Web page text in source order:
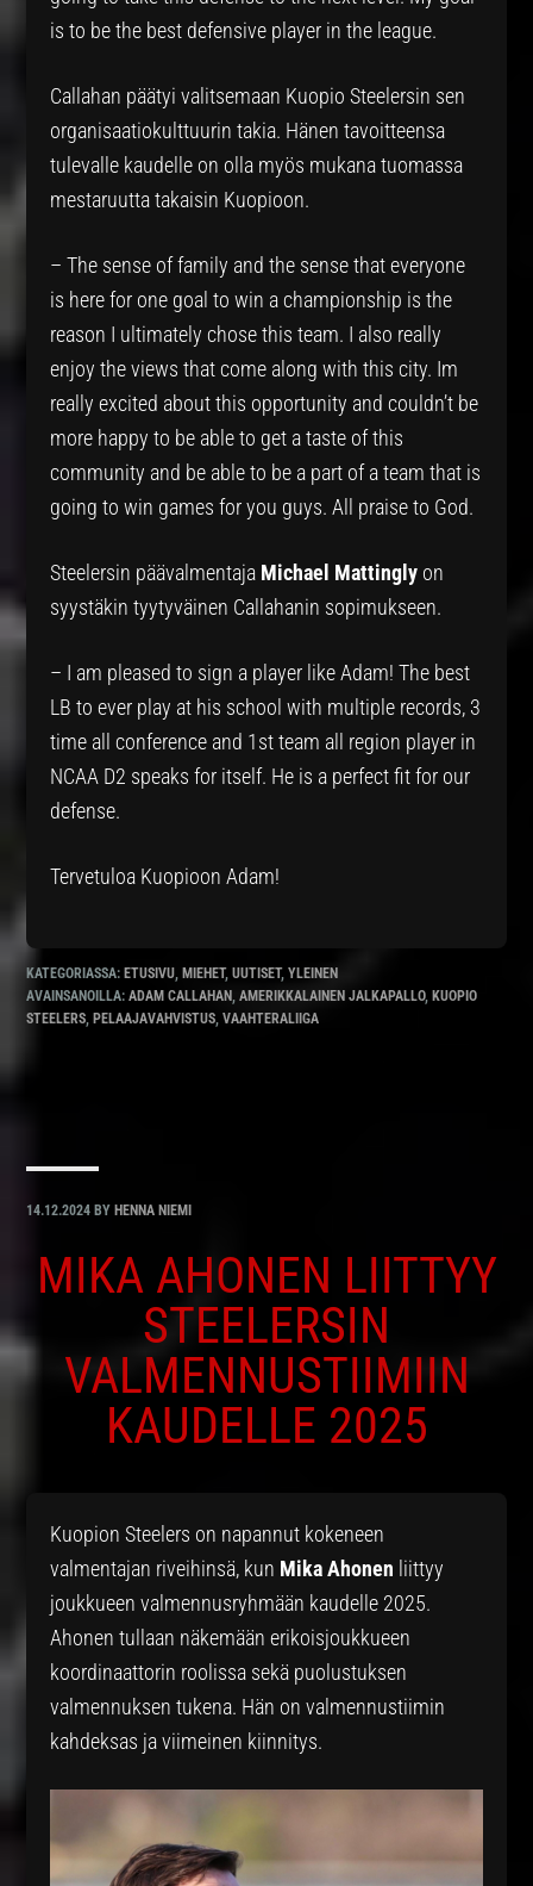
is to be the best defensive player in the league.
Callahan päätyi valitsemaan Kuopio Steelersin sen
organisaatiokulttuurin takia. Hänen tavoitteensa
tulevalle kaudelle on olla myös mukana tuomassa
mestaruutta takaisin Kuopioon.
– The sense of family and the sense that everyone
is here for one goal to win a championship is the
reason I ultimately chose this team. I also really
enjoy the views that come along with this city. Im
really excited about this opportunity and couldn’t be
more happy to be able to get a taste of this
community and be able to be a part of a team that is
going to win games for you guys. All praise to God.
Steelersin päävalmentaja Michael Mattingly on
syystäkin tyytyväinen Callahanin sopimukseen.
– I am pleased to sign a player like Adam! The best
LB to ever play at his school with multiple records, 3
time all conference and 1st team all region player in
NCAA D2 speaks for itself. He is a perfect fit for our
defense.
Tervetuloa Kuopioon Adam!
KATEGORIASSA: ETUSIVU, MIEHET,UUTISET,YLEINEN
AVAINSANOILLA:ADAM CALLAHAN ,AMERIKKALAINEN JALKAPALLO, KUOPIO
STEELERS, PELAAJAVAHVISTUS,VAAHTERALIIGA
14.12.2024 BY HENNA NIEMI
MIKA AHONEN LIITTYY
STEELERSIN
VALMENNUSTIIMIIN
KAUDELLE 2025
Kuopion Steelers on napannut kokeneen
valmentajan riveihinsä, kun Mika Ahonen liittyy
joukkueen valmennusryhmään kaudelle 2025.
Ahonen tullaan näkemään erikoisjoukkueen
koordinaattorin roolissa sekä puolustuksen
valmennuksen tukena. Hän on valmennustiimin
kahdeksas ja viimeinen kiinnitys.